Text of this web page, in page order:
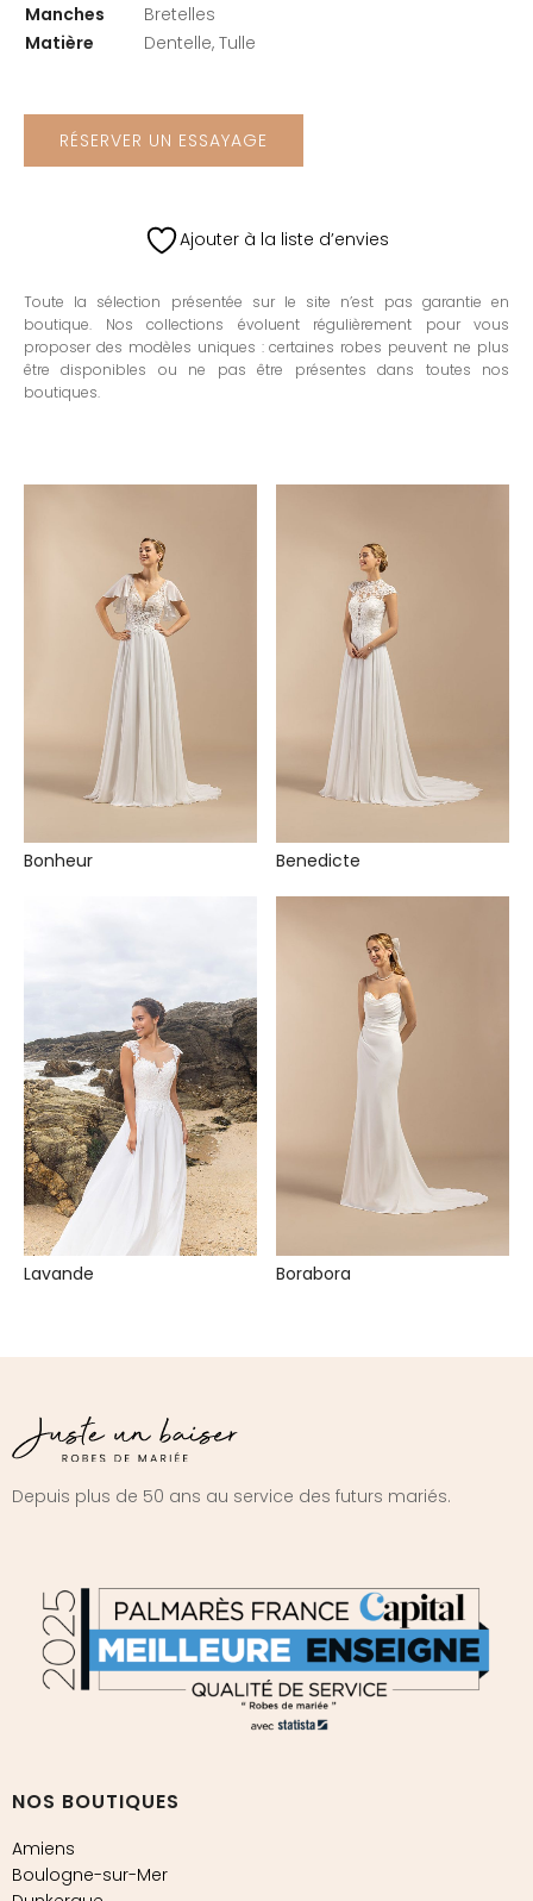
Manches
Bretelles
Matière
Dentelle, Tulle
RÉSERVER UN ESSAYAGE
Ajouter à la liste d’envies
Toute la sélection présentée sur le site n’est pas garantie en
boutique. Nos collections évoluent régulièrement pour vous
proposer des modèles uniques : certaines robes peuvent ne plus
être disponibles ou ne pas être présentes dans toutes nos
boutiques.
Bonheur Benedicte
Lavande Borabora
Depuis plus de 50 ans au service des futurs mariés.
NOS BOUTIQUES
Amiens
Boulogne-sur-Mer